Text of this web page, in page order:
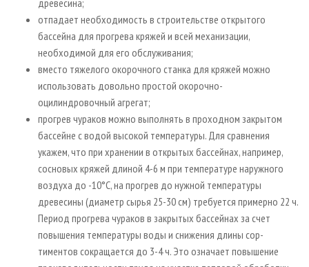
древесина;
отпадает необходимость в строительстве открытого
бассейна для прогрева кряжей и всей механизации,
необходимой для его обслуживания;
вместо тяжелого окорочного станка для кряжей можно
использовать довольно простой окорочно-
оцилиндровочный агрегат;
прогрев чураков можно выполнять в проходном закрытом
бассейне с водой высокой температуры. Для сравнения
укажем, что при хранении в открытых бассейнах, например,
сосновых кряжей длиной 4-6 м при температуре наружного
воздуха до -10°С, на прогрев до нужной температуры
древесины (диаметр сырья 25-30 см) требуется примерно 22 ч.
Период прогрева чураков в закрытых бассейнах за счет
повышения температуры воды и снижения длины сор­
тиментов сокращается до 3-4 ч. Это означает повышение